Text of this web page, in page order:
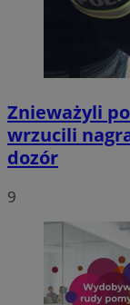
Znieważyli
wrzucili
dozór
9